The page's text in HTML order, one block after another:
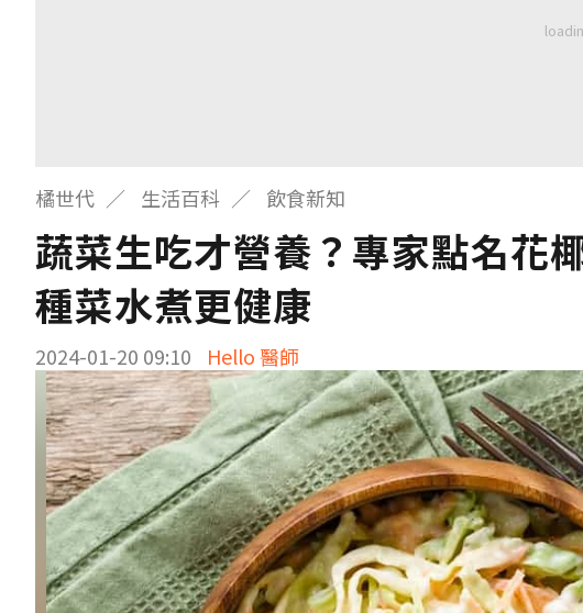
橘世代 生活百科 飲食新知
蔬菜生吃才營養？專家點名花
種菜水煮更健康
2024-01-20 09:10 Hello 醫師